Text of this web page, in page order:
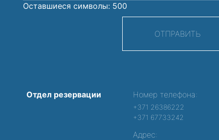
Оставшиеся символы: 500
ОТПРАВИТЬ
Отдел резервации Номер телефона:
+371 26386222
+371 67733242
Адрес: